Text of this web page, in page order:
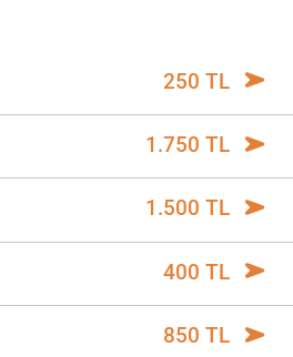
250 TL
1.750 TL
1.500 TL
400 TL
850 TL